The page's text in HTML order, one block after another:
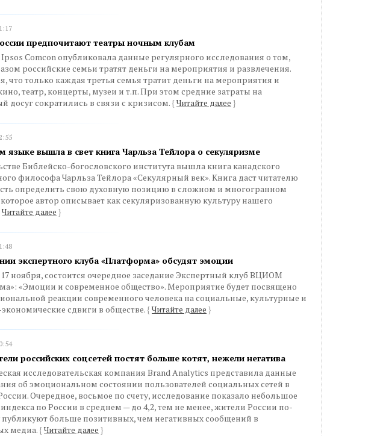
предпочитают театры ночным клубам
Comcon опубликовала данные регулярного исследования о том,
российские семьи тратят деньги на мероприятия и развлечения.
что только каждая третья семья тратит деньги на мероприятия и
театр, концерты, музеи и т.п. При этом средние затраты на
досуг сократились в связи с кризисом. { Читайте далее }
языке вышла в свет книга Чарльза Тейлора о секуляризме
Библейско-богословского института вышла книга канадского
философа Чарльза Тейлора «Секулярный век». Книга даст читателю
определить свою духовную позицию в сложном и многогранном
автор описывает как секуляризованную культуру нашего
Читайте далее }
экспертного клуба «Платформа» обсудят эмоции
17 ноября, состоится очередное заседание Экспертный клуб ВЦИОМ
«Эмоции и современное общество». Мероприятие будет посвящено
реакции современного человека на социальные, культурные и
сдвиги в обществе. { Читайте далее }
российских соцсетей постят больше котят, нежели негатива
исследовательская компания Brand Analytics представила данные
об эмоциональном состоянии пользователей социальных сетей в
Очередное, восьмое по счету, исследование показало небольшое
по России в среднем — до 4,2, тем не менее, жители России по-
больше позитивных, чем негативных сообщений в
медиа. { Читайте далее }